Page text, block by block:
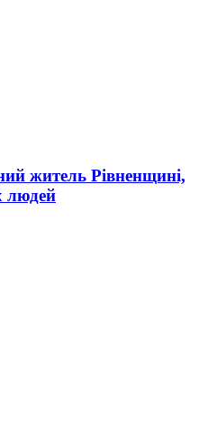
житель Рівненщині,
людей